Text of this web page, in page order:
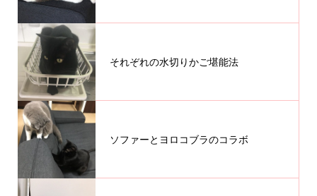
それぞれの水切りかご堪能法
ソファーとヨロコブラのコラボ